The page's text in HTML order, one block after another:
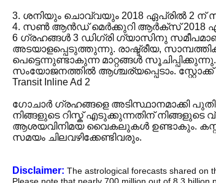
3. ശനിയും ചൊവ്വയും 2018 ഏപ്രിൽ 2 ന്
4. സൺ ആൻഡ് മെർക്കുറി ആർക്സ് 2018
6 ഗ്രഹങ്ങൾ 3 ഡിഗ്രി ഗ്യാസിനു
അടയാളപ്പെടുത്തുന്നു. രാഷ്ട്രീയ,
പെട്ടെന്നുണ്ടാകുന്ന മാറ്റങ്ങൾ
സംയോജനത്തിൽ ആശ്ചര്യപ്പെടാം.
Transit Inline Ad 2
ഗോചാർ ഗ്രഹങ്ങളെ അടിസ്ഥാനമാക്കി
നിങ്ങളുടെ റിസ്ക് എടുക്കുന്നതിന് നിങ്ങളുടെ
ആശയവിനിമയ വൈകലുകൾ ഉണ്ടാകും.
സമയം ചിലവഴിക്കേണ്ടിവരും.
Disclaimer: The astrological forecasts shared on